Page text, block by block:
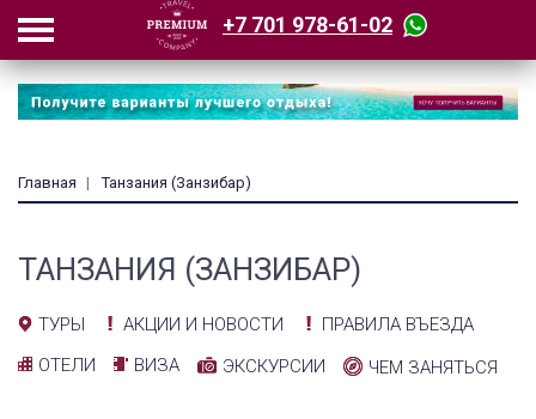
+7 701 978-61-02
Главная Танзания (Занзибар)
ТАНЗАНИЯ (ЗАНЗИБАР)
ТУРЫ АКЦИИ И НОВОСТИ
ПРАВИЛА ВЪЕЗДА
ОТЕЛИ
ВИЗА ЭКСКУРСИИ ЧЕМ ЗАНЯТЬСЯ